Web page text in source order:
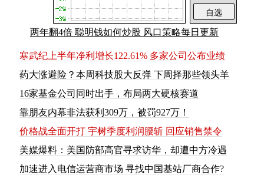
两年翻4倍 聪明钱如何炒股 风口策略每日更新
寒武纪上半年净利增长122.61% 多家公司公布业绩
药大涨避险？本周科技股大反弹 下周择那些领头羊
16家基金公司同时出手，布局两大硬核赛道
靠朋友内幕非法获利309万，被罚927万！
价格战全面开打 宇树季度利润腰斩 回应销售禁令
美媒爆料：美国防部高官寻求访华，却遭中方冷遇
加速进入电信运营商市场 寻找中国基站厂商合作?